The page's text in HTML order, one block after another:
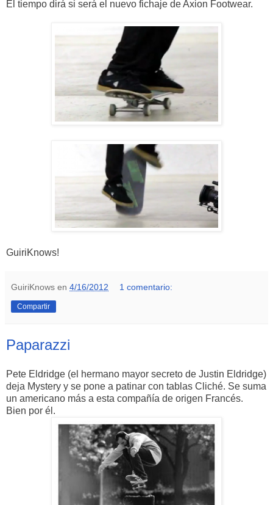
El tiempo dirá si será el nuevo fichaje de Axion Footwear.
GuiriKnows!
GuiriKnows en 4/16/2012 1 comentario:
Compartir
Paparazzi
Pete Eldridge (el hermano mayor secreto de Justin Eldridge)
deja Mystery y se pone a patinar con tablas Cliché. Se suma
un americano más a esta compañía de origen Francés.
Bien por él.